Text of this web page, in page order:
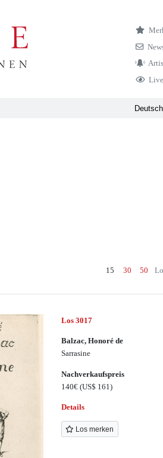
Deutsch
15 30 50
Los 3017
Balzac, Honoré de
Sarrasine
Nachverkaufspreis
140€ (US$ 161)
Details
Los merken